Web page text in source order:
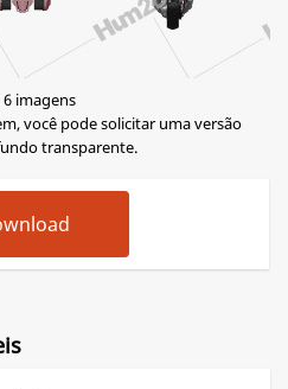
imagens
você pode solicitar uma versão
transparente.